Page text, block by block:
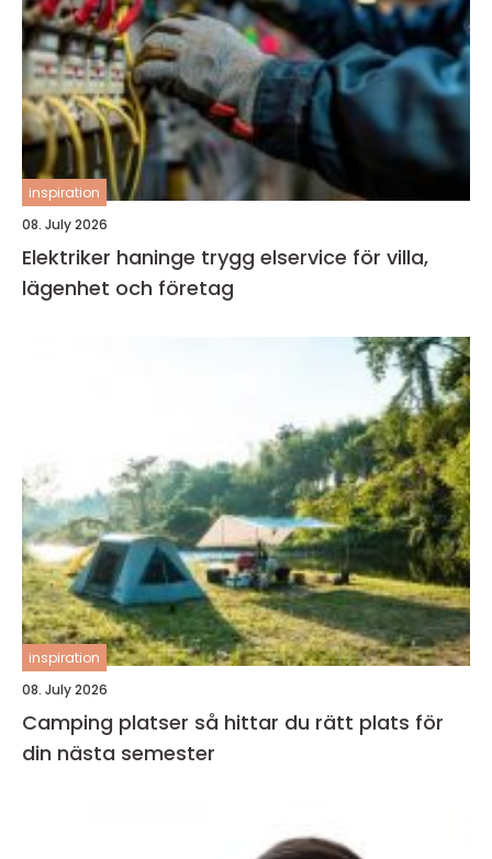
inspiration
08. July 2026
Elektriker haninge trygg elservice för villa,
lägenhet och företag
inspiration
08. July 2026
Camping platser så hittar du rätt plats för
din nästa semester